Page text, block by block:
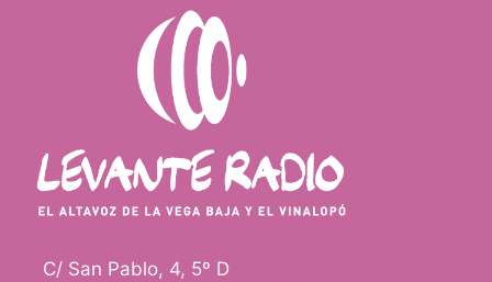
DE
LOS
MONTESINOS:
“QUEREMOS
PONER
FOCO
EN
EL
C/ San Pablo, 4, 5º D